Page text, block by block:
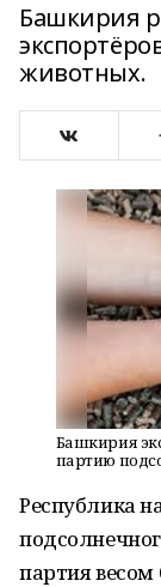
Башкирия
животных.
Башкирия
партию
Республика
партия